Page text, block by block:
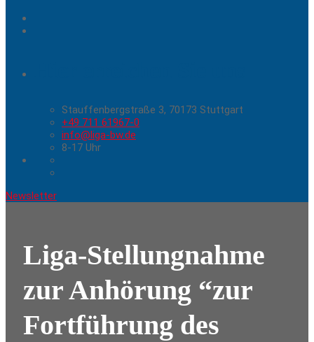
Stauffenbergstraße 3, 70173 Stuttgart
+49 711 61967-0
info@liga-bw.de
8-17 Uhr
Newsletter
Liga-Stellungnahme
zur Anhörung “zur
Fortführung des